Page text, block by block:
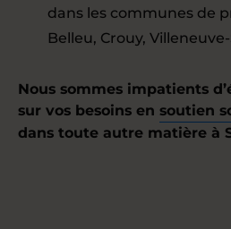
dans les communes de
Belleu, Crouy,
Nous sommes impatients
sur vos besoins en soutien
dans toute autre matière à